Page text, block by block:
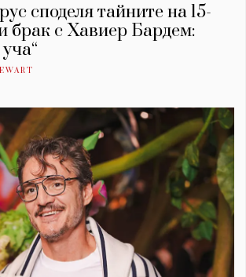
споделя тайните на 15-
брак с Хавиер Бардем:
ЗА НАС
Условия за
ползване
За нас
Реклама
Политика за